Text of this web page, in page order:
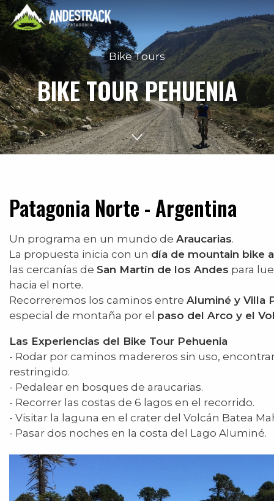
Bike Tours
BIKE TOUR PEHUENIA
Patagonia Norte - Argentina
Un programa en un mundo de Araucarias.
La propuesta inicia con un día de mountain bike
las cercanías de San Martín de los Andes para
hacia el norte.
Recorreremos los caminos entre Aluminé y Villa
especial de montaña por el paso del Arco y el
Las Experiencias del Bike Tour Pehuenia
- Rodar por caminos madereros sin uso,
restringido.
- Pedalear en bosques de araucarias.
- Recorrer las costas de 6 lagos en el recorrido.
- Visitar la laguna en el crater del Volcán Batea
- Pasar dos noches en la costa del Lago Aluminé.